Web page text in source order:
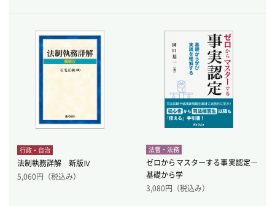
行政・自治
法制執務詳解 新版Ⅳ
5,060円（税込み）
法曹・法務
ゼロからマスターする事実認定―
基礎から学
3,080円（税込み）